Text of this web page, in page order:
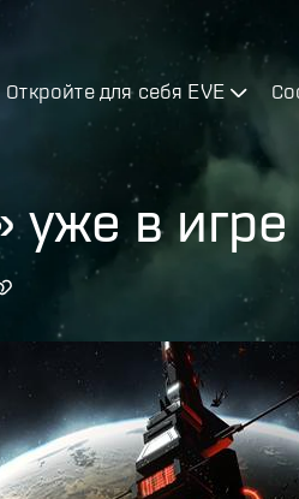
Откройте для себя EVE
уже в игре